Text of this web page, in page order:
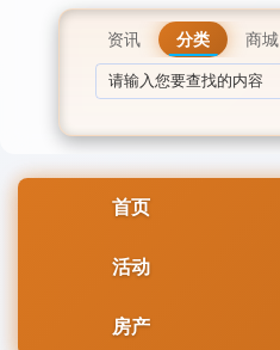
资讯 分类 商城
首页
活动
房产